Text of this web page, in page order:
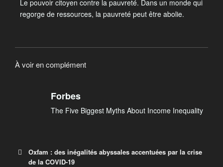
Le pouvoir citoyen contre la pauvreté. Dans un monde qui
regorge de ressources, la pauvreté peut être abolie.
À voir en complément
Forbes
The Five Biggest Myths About Income Inequality
Oxfam : des inégalités abyssales accentuées par la crise
de la COVID-19